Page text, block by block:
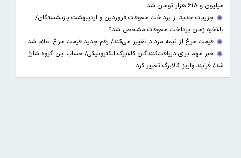
میلیون و ۶۱۸ هزار تومان شد
جزییات جدید از پرداخت معوقات فروردین و اردیبهشت بازنشستگان/
بالاخره زمان پرداخت معوقات مشخص شد؟
قیمت مرغ از نیمه مرداد تغییر می‌کند/ رقم جدید قیمت مرغ اعلام شد
خبر مهم برای دریافت‌کنندگان کالابرگ الکترونیکی/ حساب این گروه شارژ
شد/ فرآیند واریز کالابرگ تغییر کرد